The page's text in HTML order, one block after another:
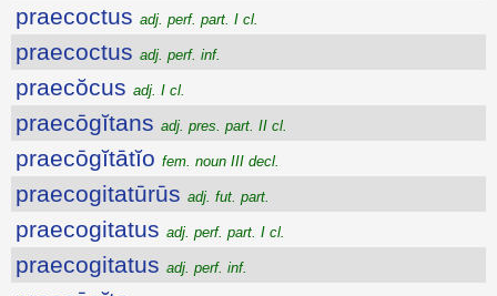
praecoctus adj. perf. part. I cl.
praecoctus adj. perf. inf.
praecŏcus adj. I cl.
praecōgĭtans adj. pres. part. II cl.
praecōgĭtātĭo fem. noun III decl.
praecogitatūrūs adj. fut. part.
praecogitatus adj. perf. part. I cl.
praecogitatus adj. perf. inf.